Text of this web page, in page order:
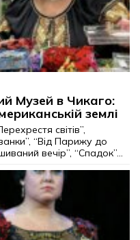
Музей в Чикаго:
землі
світів”,
“Від Парижу до
вечір”, “Спадок”...